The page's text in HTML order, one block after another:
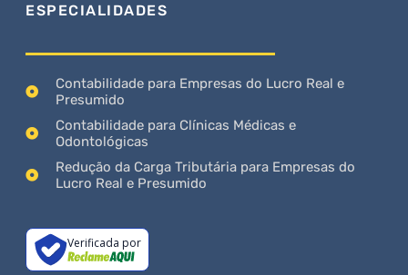
ESPECIALIDADES
Contabilidade para Empresas do Lucro Real e
Presumido
Contabilidade para Clínicas Médicas e
Odontológicas
Redução da Carga Tributária para Empresas do
Lucro Real e Presumido
Verificada por